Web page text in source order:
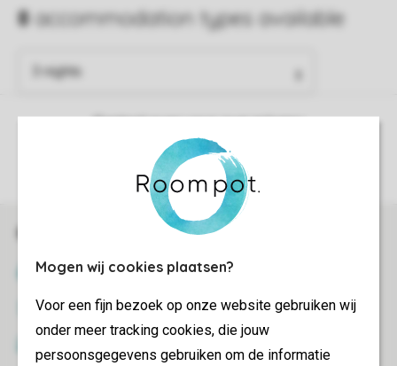
Mogen wij cookies plaatsen?
Voor een fijn bezoek op onze website gebruiken wij
onder meer tracking cookies, die jouw
persoonsgegevens gebruiken om de informatie
More info and preferences
Book online securely and quickly
SSL certificate
Secure data transfer